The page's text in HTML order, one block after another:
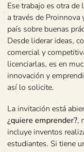
Ese trabajo es otra
a través de
país sobre buenas
Desde liderar ideas,
comercial y
licenciarlas, es en
innovación y
así lo solicite.
La invitación está
¿quiere emprender?,
incluye inventos
estudiantes. Si tiene